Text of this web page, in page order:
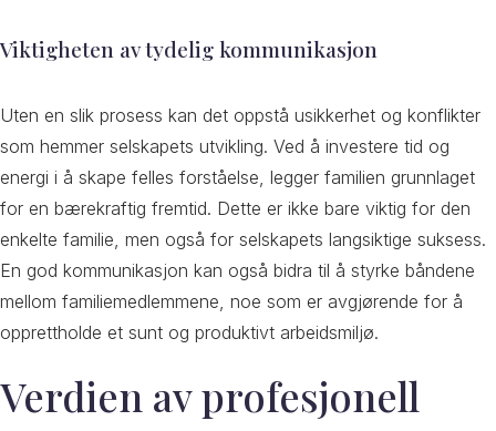
Viktigheten av tydelig kommunikasjon
Uten en slik prosess kan det oppstå usikkerhet og konflikter
som hemmer selskapets utvikling. Ved å investere tid og
energi i å skape felles forståelse, legger familien grunnlaget
for en bærekraftig fremtid. Dette er ikke bare viktig for den
enkelte familie, men også for selskapets langsiktige suksess.
En god kommunikasjon kan også bidra til å styrke båndene
mellom familiemedlemmene, noe som er avgjørende for å
opprettholde et sunt og produktivt arbeidsmiljø.
Verdien av profesjonell